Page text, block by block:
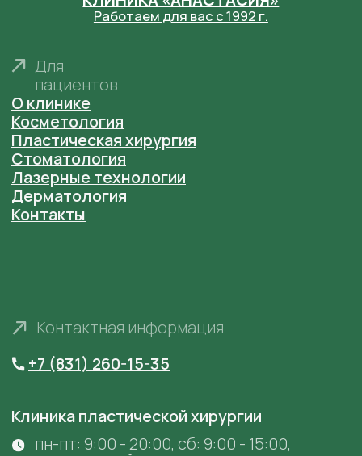
Имеются противопоказания. Необходима
консультация специалиста.
© «Анастасия». Клиника пластической хирургии.
Все права защищены.
ООО "Центр эстетической медицины "Анастасия"
Лицензия № ЛО41-01164-52/00368286 от 20
февраля 2020 г. выдана Министерством
ООО "Клиника пластической хирургии и
косметологии "Анастасия" Лицензия № ЛО41-
01164-52/00368296 от 18 ноября 2020 г. выдана
Министерством Здравоохранения
Нижегородской области
Основания для размещения изображений
Согласие на обработку персональных данных
Политика обработки персональных данных